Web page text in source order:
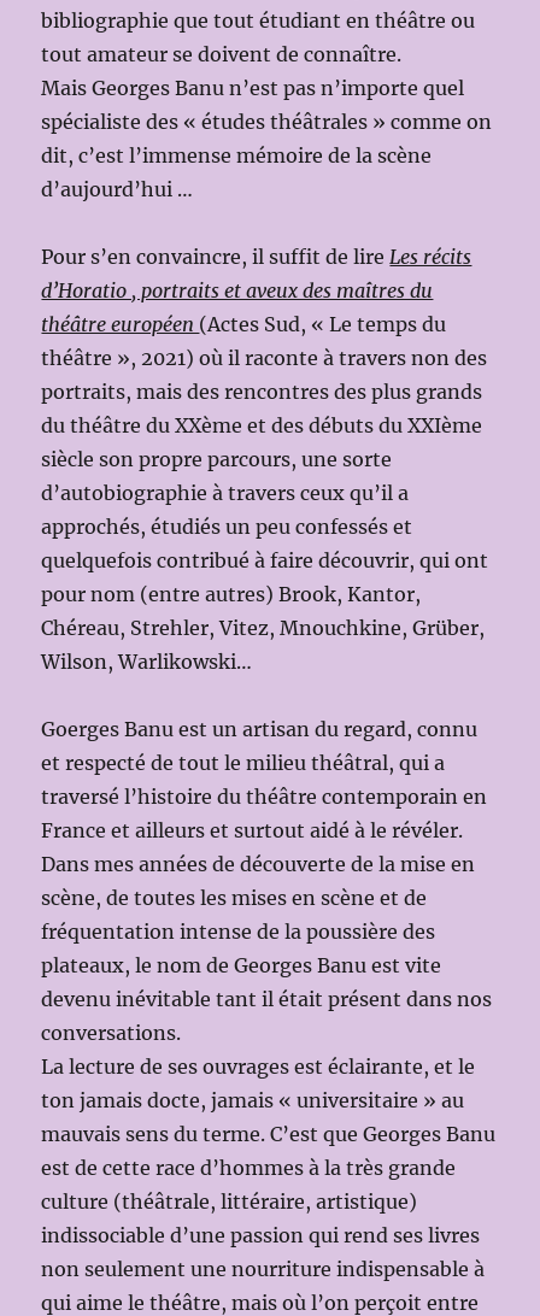
bibliographie que tout étudiant en théâtre ou
tout amateur se doivent de connaître.
Mais Georges Banu n’est pas n’importe quel
spécialiste des « études théâtrales » comme on
dit, c’est l’immense mémoire de la scène
d’aujourd’hui …
Pour s’en convaincre, il suffit de lire Les récits
d’Horatio , portraits et aveux des maîtres du
théâtre européen (Actes Sud, « Le temps du
théâtre », 2021) où il raconte à travers non des
portraits, mais des rencontres des plus grands
du théâtre du XXème et des débuts du XXIème
siècle son propre parcours, une sorte
d’autobiographie à travers ceux qu’il a
approchés, étudiés un peu confessés et
quelquefois contribué à faire découvrir, qui ont
pour nom (entre autres) Brook, Kantor,
Chéreau, Strehler, Vitez, Mnouchkine, Grüber,
Wilson, Warlikowski…
Goerges Banu est un artisan du regard, connu
et respecté de tout le milieu théâtral, qui a
traversé l’histoire du théâtre contemporain en
France et ailleurs et surtout aidé à le révéler.
Dans mes années de découverte de la mise en
scène, de toutes les mises en scène et de
fréquentation intense de la poussière des
plateaux, le nom de Georges Banu est vite
devenu inévitable tant il était présent dans nos
conversations.
La lecture de ses ouvrages est éclairante, et le
ton jamais docte, jamais « universitaire » au
mauvais sens du terme. C’est que Georges Banu
est de cette race d’hommes à la très grande
culture (théâtrale, littéraire, artistique)
indissociable d’une passion qui rend ses livres
non seulement une nourriture indispensable à
qui aime le théâtre, mais où l’on perçoit entre